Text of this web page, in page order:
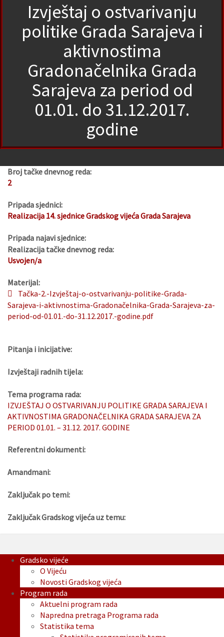
Izvještaj o ostvarivanju
politike Grada Sarajeva i
aktivnostima
Gradonačelnika Grada
Sarajeva za period od
01.01. do 31.12.2017.
godine
Broj tačke dnevnog reda:
2
Pripada sjednici:
Realizacija 14. sjednice Gradskog vijeća Grada Sarajeva
Pripada najavi sjednice:
Realizacija tačke dnevnog reda:
Usvojen/a
Materijal:
Tačka-2.-Izvještaj-o-ostvarivanju-politike-Grada-
Sarajeva-i-aktivnostima-Gradonačelnika-Grada-Sarajeva-za-
period-od-01.01.-do-31.12.2017.-godine.pdf
Pitanja i inicijative:
Izvještaji radnih tijela:
Tema programa rada:
IZVJEŠTAJ O OSTVARIVANJU POLITIKE GRADA SARAJEVA I
AKTIVNOSTIMA GRADONAČELNIKA GRADA SARAJEVA ZA
PERIOD 01.01. – 31.12. 2017. GODINE
Referentni dokumenti:
Amandmani:
Zaključak po temi:
Zaključak Gradskog vijeća uz temu:
Gradsko vijeće
O Vijeću
Novosti Gradskog vijeća
Program rada
Aktuelni program rada
Napredna pretraga Programa rada
Statistika tema